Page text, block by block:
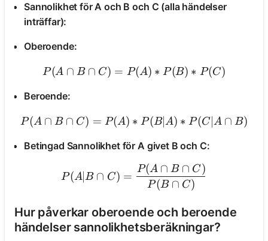
Sannolikhet för A och B och C (alla händelser
inträffar):
Oberoende:
P(A \cap B \cap C) =
P(A ∩ B ∩ C) = P(A) ∗ P(B) ∗ P(C)
Beroende:
P(A \cap B \cap C) =
P(A ∩ B ∩ C) = P(A) ∗ P(B∣A) ∗ P(C∣A ∩ B)
Betingad Sannolikhet för A givet B och C:
P(A | B \cap C) =
P(A∣B ∩ C) =
P(B ∩ C)
P(A ∩ B ∩ C)
Hur påverkar oberoende och beroende
händelser sannolikhetsberäkningar?